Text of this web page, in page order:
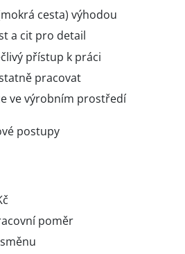
cesta) výhodou
a cit pro detail
přístup k práci
pracovat
ve výrobním prostředí
postupy
poměr